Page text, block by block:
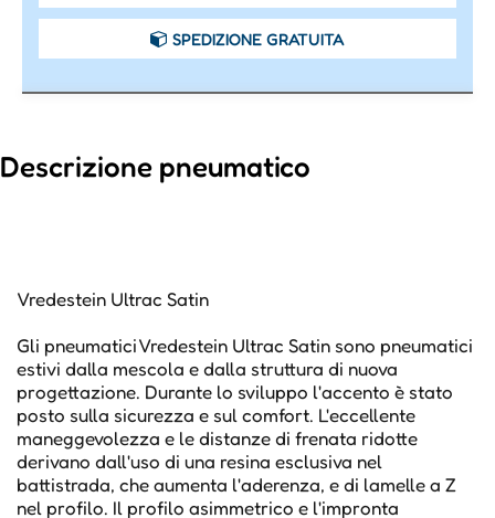
SPEDIZIONE GRATUITA
Descrizione pneumatico
Vredestein Ultrac Satin
Gli pneumatici Vredestein Ultrac Satin sono pneumatici
estivi dalla mescola e dalla struttura di nuova
progettazione. Durante lo sviluppo l'accento è stato
posto sulla sicurezza e sul comfort. L'eccellente
maneggevolezza e le distanze di frenata ridotte
derivano dall'uso di una resina esclusiva nel
battistrada, che aumenta l'aderenza, e di lamelle a Z
nel profilo. Il profilo asimmetrico e l'impronta